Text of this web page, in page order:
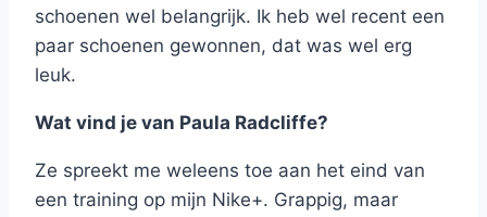
schoenen wel belangrijk. Ik heb wel recent een
paar schoenen gewonnen, dat was wel erg
leuk.
Wat vind je van Paula Radcliffe?
Ze spreekt me weleens toe aan het eind van
een training op mijn Nike+. Grappig, maar